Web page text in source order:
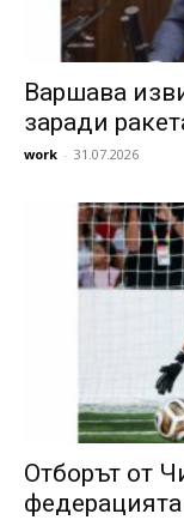
Варшава
заради
work - 31.07.2026
Отборът от